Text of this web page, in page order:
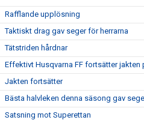
Rafflande upplösning
Taktiskt drag gav seger för herrarna
Tätstriden hårdnar
Effektivt Husqvarna FF fortsätter jakten
Jakten fortsätter
Bästa halvleken denna säsong gav
Satsning mot Superettan